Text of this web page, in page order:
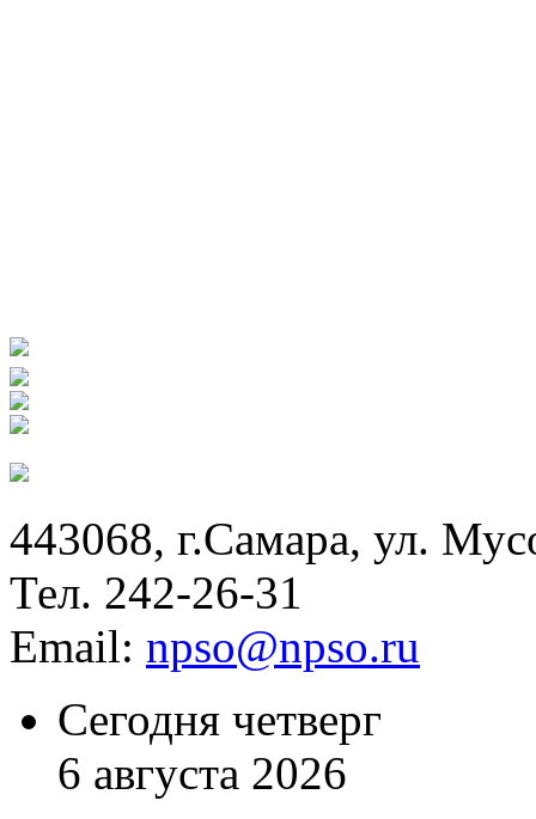
443068, г.Самара, ул.
Тел. 242-26-31
Email: npso@npso.ru
Сегодня четверг
6 августа 2026